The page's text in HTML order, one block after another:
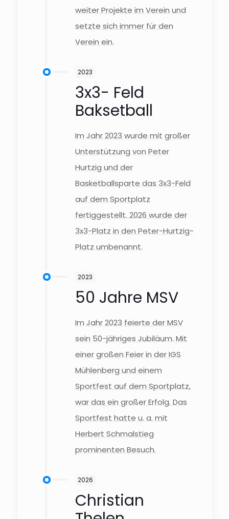
weiter Projekte im Verein und
setzte sich immer für den
Verein ein.
2023
3x3- Feld
Baksetball
Im Jahr 2023 wurde mit großer
Unterstützung von Peter
Hurtzig und der
Basketballsparte das 3x3-Feld
auf dem Sportplatz
fertiggestellt. 2026 wurde der
3x3-Platz in den Peter-Hurtzig-
Platz umbenannt.
2023
50 Jahre MSV
Im Jahr 2023 feierte der MSV
sein 50-jähriges Jubiläum. Mit
einer großen Feier in der IGS
Mühlenberg und einem
Sportfest auf dem Sportplatz,
war das ein großer Erfolg. Das
Sportfest hatte u. a. mit
Herbert Schmalstieg
prominenten Besuch.
2026
Christian